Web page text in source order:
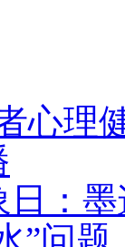
心理
日：